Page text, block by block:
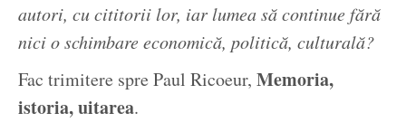
autori, cu cititorii lor, iar lumea să continue fără
nici o schimbare economică, politică, culturală?
Fac trimitere spre Paul Ricoeur, Memoria,
istoria, uitarea.